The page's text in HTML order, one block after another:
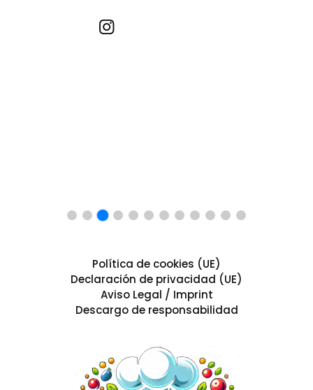
Política de cookies (UE)
Declaración de privacidad (UE)
Aviso Legal / Imprint
Descargo de responsabilidad